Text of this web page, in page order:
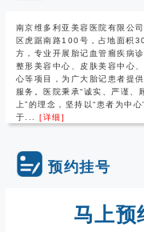
南京维多利亚美容医院有限公
区虎踞南路100号，占地面积
方，专业开展胎记血管瘤疾病诊
整形美容中心、皮肤美容中心
心等项目，为广大胎记患者提
服务。医院秉承“诚实、严谨、
上”的理念，坚持以“患者为中心
于...[详细]
预约挂号
马上预